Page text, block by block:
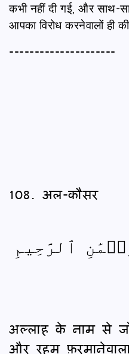
कभी नहीं दी गई, और साथ-
आपका विरोध करनेवालों ही
---------------------
108. अल-कौसर
ٱلرَّحِيمِ
अल्लाह के नाम से
और रहम